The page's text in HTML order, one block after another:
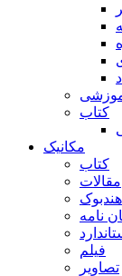
کتاب
مکانیک
کتاب
مقالات
هندبوک
نامه
فیلم
تصاویر